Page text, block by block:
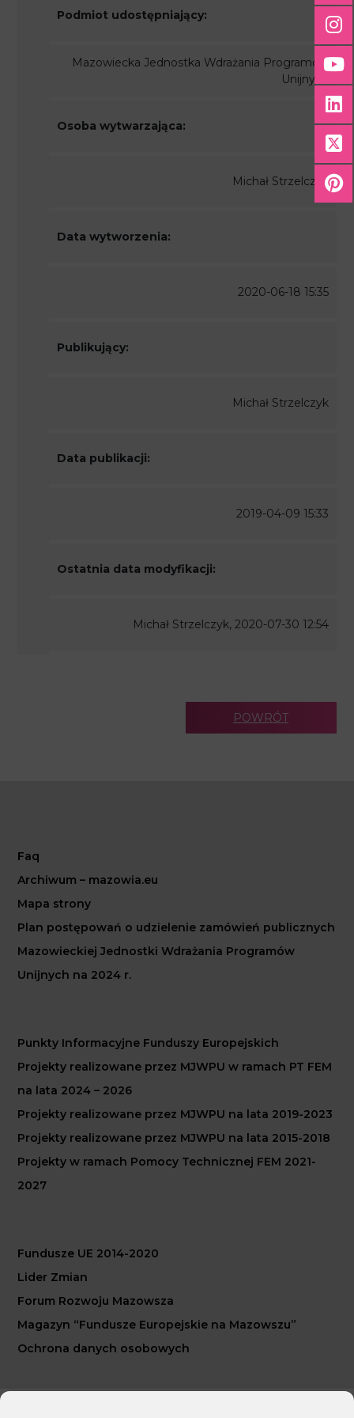
Podmiot udostępniający:
Mazowiecka Jednostka Wdrażania Programów
Unijnych
Osoba wytwarzająca:
Michał Strzelczyk
Data wytworzenia:
2020-06-18 15:35
Publikujący:
Michał Strzelczyk
Data publikacji:
2019-04-09 15:33
Ostatnia data modyfikacji:
Michał Strzelczyk, 2020-07-30 12:54
POWRÓT
Faq
Archiwum – mazowia.eu
Mapa strony
Plan postępowań o udzielenie zamówień publicznych
Mazowieckiej Jednostki Wdrażania Programów
Unijnych na 2024 r.
Punkty Informacyjne Funduszy Europejskich
Projekty realizowane przez MJWPU w ramach PT FEM
na lata 2024 – 2026
Projekty realizowane przez MJWPU na lata 2019-2023
Projekty realizowane przez MJWPU na lata 2015-2018
Projekty w ramach Pomocy Technicznej FEM 2021-
2027
Fundusze UE 2014-2020
Lider Zmian
Forum Rozwoju Mazowsza
Magazyn “Fundusze Europejskie na Mazowszu”
Ochrona danych osobowych